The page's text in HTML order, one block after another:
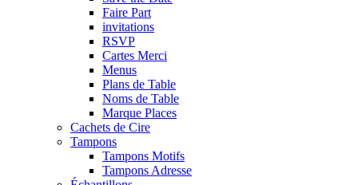
Faire Part
invitations
RSVP
Cartes Merci
Menus
Plans de Table
Noms de Table
Marque Places
Cachets de Cire
Tampons
Tampons Motifs
Tampons Adresse